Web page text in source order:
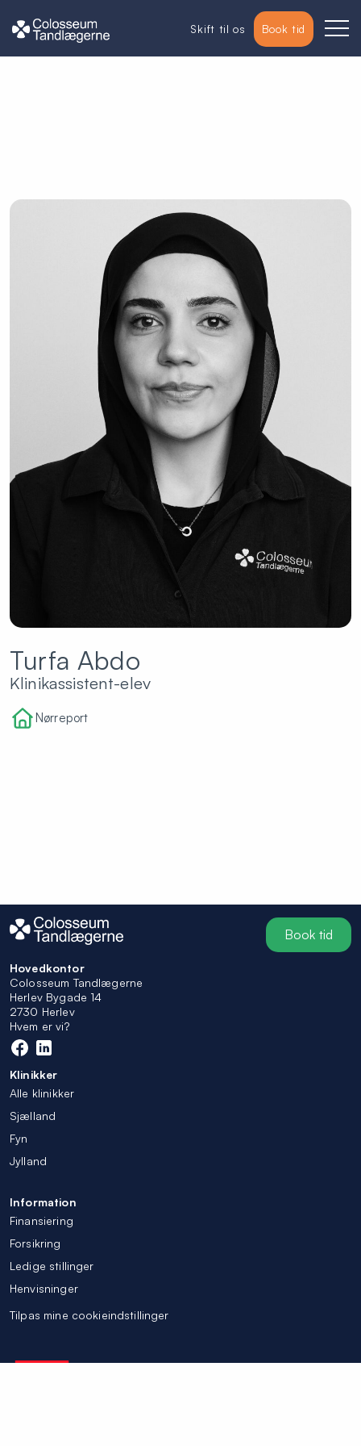
Turfa Abdo
Klinikassistent-elev
Nørreport
Book tid
Hovedkontor
Colosseum Tandlægerne
Herlev Bygade 14
2730 Herlev
Hvem er vi?
Klinikker
Alle klinikker
Sjælland
Fyn
Jylland
Information
Finansiering
Forsikring
Ledige stillinger
Henvisninger
Tilpas mine cookieindstillinger
Skift til os Book tid